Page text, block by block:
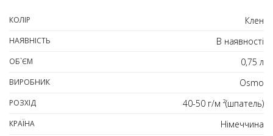
КОЛІР Клен
НАЯВНІСТЬ В наявності
ОБ`ЄМ 0,75 л
ВИРОБНИК Osmo
РОЗХІД 40-50 г/м ²(шпатель)
КРАЇНА Німеччина